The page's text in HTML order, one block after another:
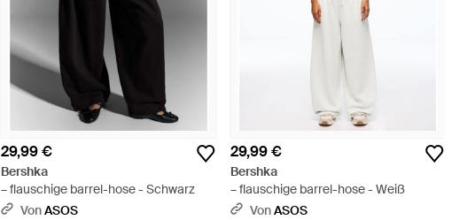
29,99 €
Bershka
– flauschige barrel-hose - Schwarz
VonASOS
29,99 €
Bershka
– flauschige barrel-hose - Weiß
VonASOS